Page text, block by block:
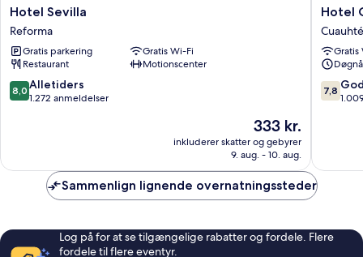
Hotel
Sevilla
Reforma
Hotel Sevilla
Reforma
Gratis parkering
Gratis Wi-Fi
Restaurant
Motionscenter
8.0
ud
anmeldelser
8,0 Alletiders
1.272 anmeldelser
Prisen
333 kr.
333 kr.
inkluderer skatter og gebyrer
9. aug. - 10. aug.
Hotel
Cozumel
Hotel
Gratis
7.8
ud
7,8
Sammenlign lignende overnatningssteder
Log på for at se tilgængelige rabatter og fordele. Flere
fordele til flere eventyr.